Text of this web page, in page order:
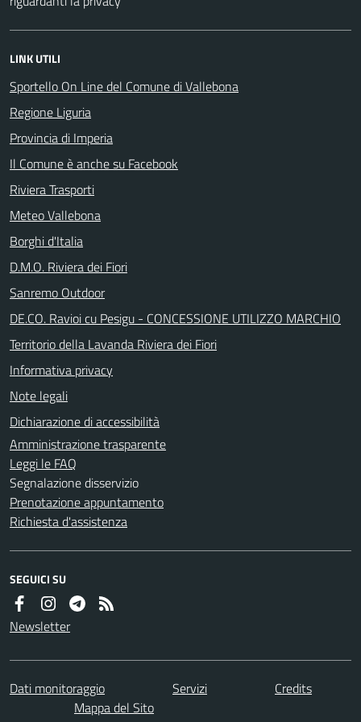
LINK UTILI
Sportello On Line del Comune di Vallebona
Regione Liguria
Provincia di Imperia
Il Comune è anche su Facebook
Riviera Trasporti
Meteo Vallebona
Borghi d'Italia
D.M.O. Riviera dei Fiori
Sanremo Outdoor
DE.CO. Ravioi cu Pesigu - CONCESSIONE UTILIZZO MARCHIO
Territorio della Lavanda Riviera dei Fiori
Informativa privacy
Note legali
Dichiarazione di accessibilità
Amministrazione trasparente
Leggi le FAQ
Segnalazione disservizio
Prenotazione appuntamento
Richiesta d'assistenza
SEGUICI SU
Newsletter
Dati monitoraggio Servizi
Credits
Mappa del Sito